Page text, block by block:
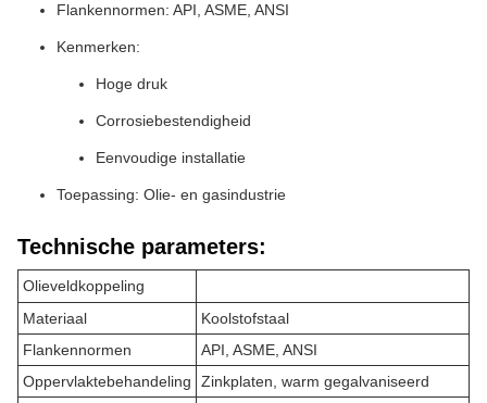
Flankennormen: API, ASME, ANSI
Kenmerken:
Hoge druk
Corrosiebestendigheid
Eenvoudige installatie
Toepassing: Olie- en gasindustrie
Technische parameters:
Olieveldkoppeling
Materiaal
Koolstofstaal
Flankennormen
API, ASME, ANSI
Oppervlaktebehandeling
Zinkplaten, warm gegalvaniseerd